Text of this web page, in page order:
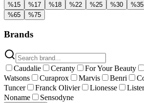
%15 %17 %18 %22 %25 %30 %35
%65 %75
Brands
Caudalie Ceranty For Your Beauty
Watsons
Curaprox Marvis Benri
Tuncer
Franck Olivier Lionesse
Noname
Sensodyne